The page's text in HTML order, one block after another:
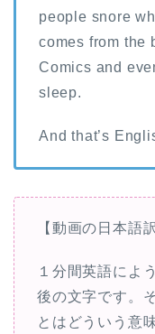
people snore
comes from the
Comics and
sleep.
And that’s
【動画の日本語訳
１分間英語によ
後の文字です。
とはどういう意